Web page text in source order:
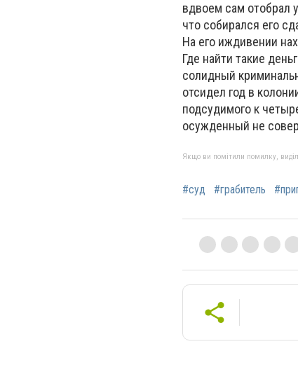
вдвоем сам отобрал
что собирался его
На его иждивении
Где найти такие
солидный
отсидел год в
подсудимого к
осужденный не
Якщо ви помітили помилку,
#суд #грабитель